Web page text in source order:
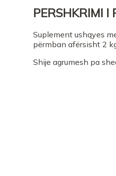
PERSHKRIMI I
Suplement ushqyes
përmban afërsisht 2
Shije agrumesh pa